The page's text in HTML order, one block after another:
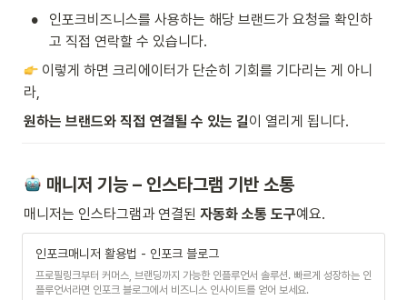
•
인포크비즈니스를 사용하는 해당 브랜드가 요청을 확인하
고 직접 연락할 수 있습니다.
이렇게 하면 크리에이터가 단순히 기회를 기다리는 게 아니
라,
원하는 브랜드와 직접 연결될 수 있는 길이 열리게 됩니다.
매니저 기능 – 인스타그램 기반 소통
매니저는 인스타그램과 연결된 자동화 소통 도구예요.
인포크매니저 활용법 - 인포크 블로그
프로필링크부터 커머스, 브랜딩까지 가능한 인플루언서 솔루션. 빠르게 성장하는 인
플루언서라면 인포크 블로그에서 비즈니스 인사이트를 얻어 보세요.